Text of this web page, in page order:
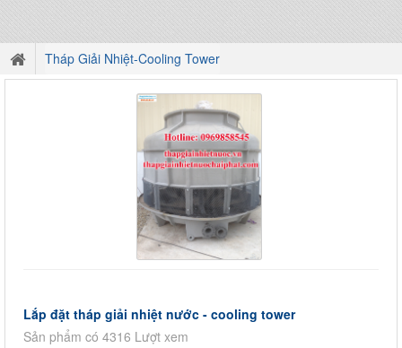
Tháp Giải Nhiệt-Cooling Tower
Lắp đặt tháp giải nhiệt nước - cooling tower
Sản phẩm có 4316 Lượt xem